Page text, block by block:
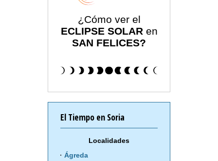
¿Cómo ver el
ECLIPSE SOLAR en
SAN FELICES?
El Tiempo en Soria
Localidades
Ágreda